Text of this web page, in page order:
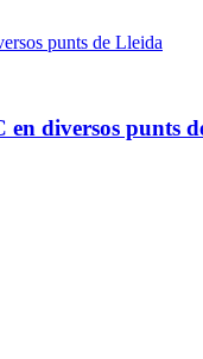
en diversos punts